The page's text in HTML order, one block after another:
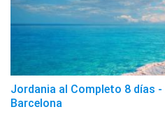
Jordania al Completo 8 días
Barcelona